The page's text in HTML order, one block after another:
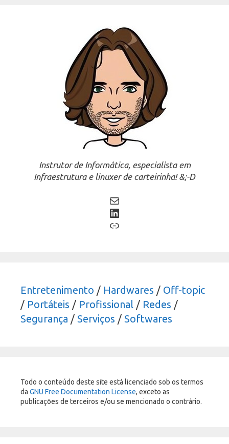
Instrutor de Informática, especialista em
Infraestrutura e linuxer de carteirinha! &;-D
Mail
LinkedIn
Link
Entretenimento / Hardwares / Off-topic
/ Portáteis / Profissional / Redes /
Segurança / Serviços / Softwares
Todo o conteúdo deste site está licenciado sob os termos
da GNU Free Documentation License, exceto as
publicações de terceiros e/ou se mencionado o contrário.